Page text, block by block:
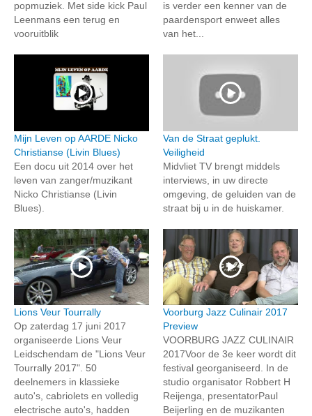
popmuziek. Met side kick Paul
Leenmans een terug en
vooruitblik
is verder een kenner van de
paardensport enweet alles
van het...
Mijn Leven op AARDE Nicko
Christianse (Livin Blues)
Een docu uit 2014 over het
leven van zanger/muzikant
Nicko Christianse (Livin
Blues).
Van de Straat geplukt.
Veiligheid
Midvliet TV brengt middels
interviews, in uw directe
omgeving, de geluiden van de
straat bij u in de huiskamer.
Lions Veur Tourrally
Op zaterdag 17 juni 2017
organiseerde Lions Veur
Leidschendam de "Lions Veur
Tourrally 2017". 50
deelnemers in klassieke
auto's, cabriolets en volledig
electrische auto's, hadden
Voorburg Jazz Culinair 2017
Preview
VOORBURG JAZZ CULINAIR
2017Voor de 3e keer wordt dit
festival georganiseerd. In de
studio organisator Robbert H
Reijenga, presentatorPaul
Beijerling en de muzikanten